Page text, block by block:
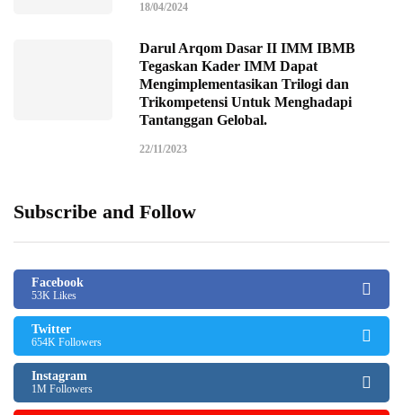
18/04/2024
Darul Arqom Dasar II IMM IBMB
Tegaskan Kader IMM Dapat
Mengimplementasikan Trilogi dan
Trikompetensi Untuk Menghadapi
Tantanggan Gelobal.
22/11/2023
Subscribe and Follow
Facebook
53K Likes
Twitter
654K Followers
Instagram
1M Followers